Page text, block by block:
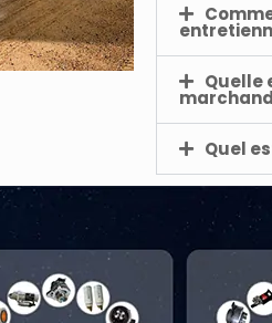
Quelle
Quel